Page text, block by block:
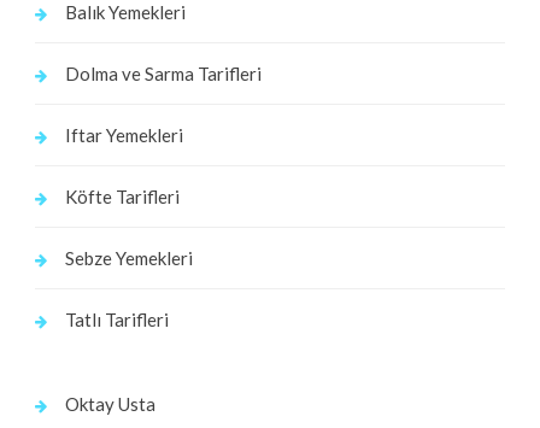
Balık Yemekleri
Dolma ve Sarma Tarifleri
Iftar Yemekleri
Köfte Tarifleri
Sebze Yemekleri
Tatlı Tarifleri
Oktay Usta